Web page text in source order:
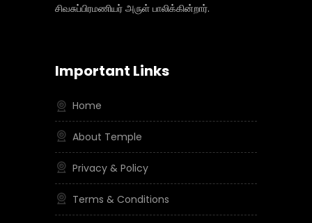
சிவசுப்பிரமணியர் அருள் பாலிக்கின்றார்.
Important Links
Home
About Temple
Privacy & Policy
Terms & Conditions